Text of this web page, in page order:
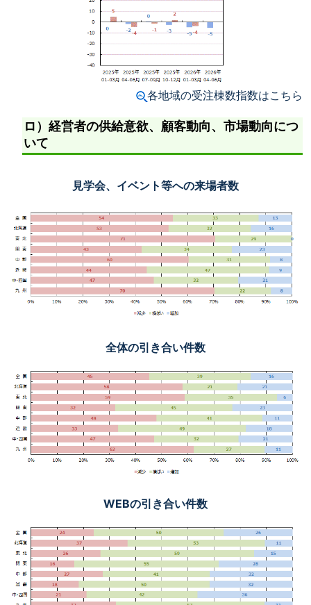
各地域の受注棟数指数はこちら
ロ）経営者の供給意欲、顧客動向、市場動向につ
いて
見学会、イベント等への来場者数
全体の引き合い件数
WEBの引き合い件数